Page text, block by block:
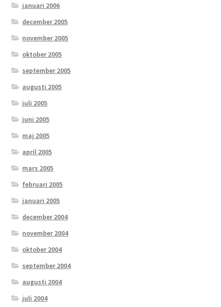
januari 2006
december 2005
november 2005
oktober 2005
september 2005
augusti 2005
juli 2005
juni 2005
maj 2005
april 2005
mars 2005
februari 2005
januari 2005
december 2004
november 2004
oktober 2004
september 2004
augusti 2004
juli 2004